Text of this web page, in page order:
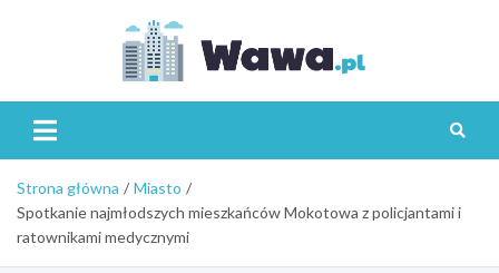
Strona główna
Miasto
Spotkanie najmłodszych mieszkańców Mokotowa z policjantami i
ratownikami medycznymi